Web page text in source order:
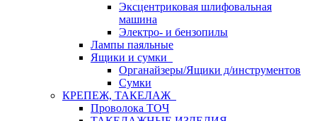
Эксцентриковая шлифовальная
машина
Электро- и бензопилы
Лампы паяльные
Ящики и сумки
Органайзеры/Ящики д/инструментов
Сумки
КРЕПЕЖ, ТАКЕЛАЖ
Проволока ТОЧ